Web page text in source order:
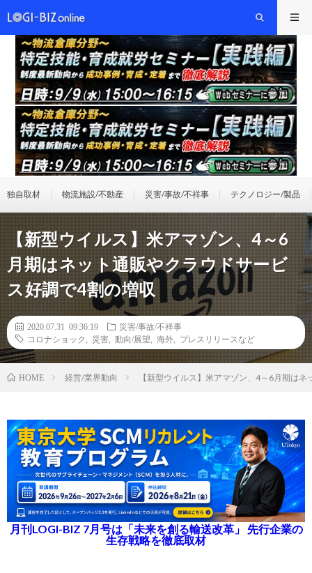
独自取材 物流施設/不動産 災害/事故/不祥事 テクノロジー/製品
【新型ウイルス】米アマゾン、4～6
月期はネット通販やクラウドサービ
ス好調で4割の増収
2020.07.31 09:36:19
災害/事故/不祥事
コロナショック
災害 動向/展望 海外 プレスリリースなど
HOME 経営/業界動向 【新型ウイルス】米アマゾン、4～6月期は
月刊LOGI-BIZ 7月号は「未来を創る輸送改革」 先行企業の
生存戦略を徹底取材